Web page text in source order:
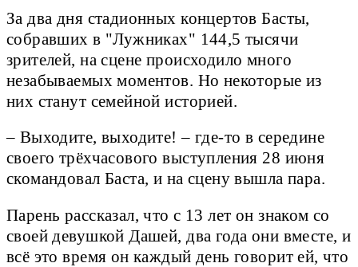
За два дня стадионных концертов Басты,
собравших в "Лужниках" 144,5 тысячи
зрителей, на сцене происходило много
незабываемых моментов. Но некоторые из
них станут семейной историей.
– Выходите, выходите! – где-то в середине
своего трёхчасового выступления 28 июня
скомандовал Баста, и на сцену вышла пара.
Парень рассказал, что с 13 лет он знаком со
своей девушкой Дашей, два года они вместе, и
всё это время он каждый день говорит ей, что